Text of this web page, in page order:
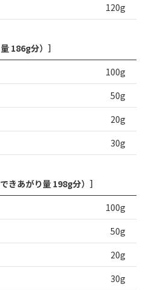
120g
186g分）］
100g
50g
20g
30g
きあがり量 198g分）］
100g
50g
20g
30g